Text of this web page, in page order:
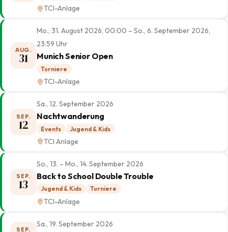
TCI-Anlage
AUG.
31
Mo., 31. August 2026, 00:00 – So., 6. September 2026,
23:59 Uhr
Munich Senior Open
Turniere
TCI-Anlage
SEP.
12
Sa., 12. September 2026
Nachtwanderung
Events Jugend & Kids
TCI Anlage
SEP.
13
So., 13. – Mo., 14. September 2026
Back to School Double Trouble
Jugend & Kids Turniere
TCI-Anlage
SEP.
Sa., 19. September 2026